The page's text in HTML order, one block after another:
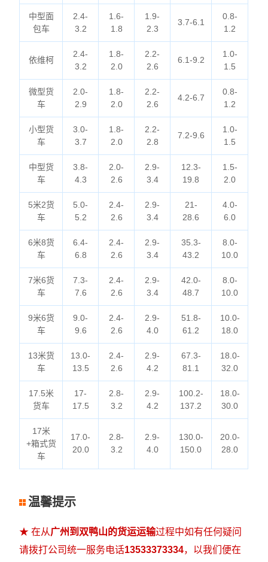
中型面
包车
2.4-
3.2
1.6-
1.8
1.9-
2.3
3.7-6.1
0.8-
1.2
依维柯
2.4-
3.2
1.8-
2.0
2.2-
2.6
6.1-9.2
1.0-
1.5
微型货
车
2.0-
2.9
1.8-
2.0
2.2-
2.6
4.2-6.7
0.8-
1.2
小型货
车
3.0-
3.7
1.8-
2.0
2.2-
2.8
7.2-9.6
1.0-
1.5
中型货
车
3.8-
4.3
2.0-
2.6
2.9-
3.4
12.3-
19.8
1.5-
2.0
5米2货
车
5.0-
5.2
2.4-
2.6
2.9-
3.4
21-
28.6
4.0-
6.0
6米8货
车
6.4-
6.8
2.4-
2.6
2.9-
3.4
35.3-
43.2
8.0-
10.0
7米6货
车
7.3-
7.6
2.4-
2.6
2.9-
3.4
42.0-
48.7
8.0-
10.0
9米6货
车
9.0-
9.6
2.4-
2.6
2.9-
4.0
51.8-
61.2
10.0-
18.0
13米货
车
13.0-
13.5
2.4-
2.6
2.9-
4.2
67.3-
81.1
18.0-
32.0
17.5米
货车
17-
17.5
2.8-
3.2
2.9-
4.2
100.2-
137.2
18.0-
30.0
17米
+箱式货
车
17.0-
20.0
2.8-
3.2
2.9-
4.0
130.0-
150.0
20.0-
28.0
温馨提示
★ 在从广州到双鸭山的货运运输过程中如有任何疑问
请拨打公司统一服务电话13533373334，以我们便在